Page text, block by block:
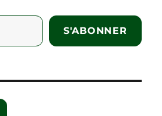
S'ABONNER